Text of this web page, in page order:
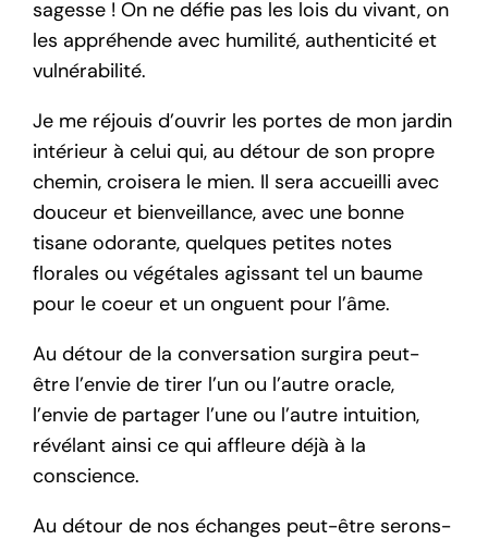
sagesse ! On ne défie pas les lois du vivant, on
les appréhende avec humilité, authenticité et
vulnérabilité.
Je me réjouis d’ouvrir les portes de mon jardin
intérieur à celui qui, au détour de son propre
chemin, croisera le mien. Il sera accueilli avec
douceur et bienveillance, avec une bonne
tisane odorante, quelques petites notes
florales ou végétales agissant tel un baume
pour le coeur et un onguent pour l’âme.
Au détour de la conversation surgira peut-
être l’envie de tirer l’un ou l’autre oracle,
l’envie de partager l’une ou l’autre intuition,
révélant ainsi ce qui affleure déjà à la
conscience.
Au détour de nos échanges peut-être serons-